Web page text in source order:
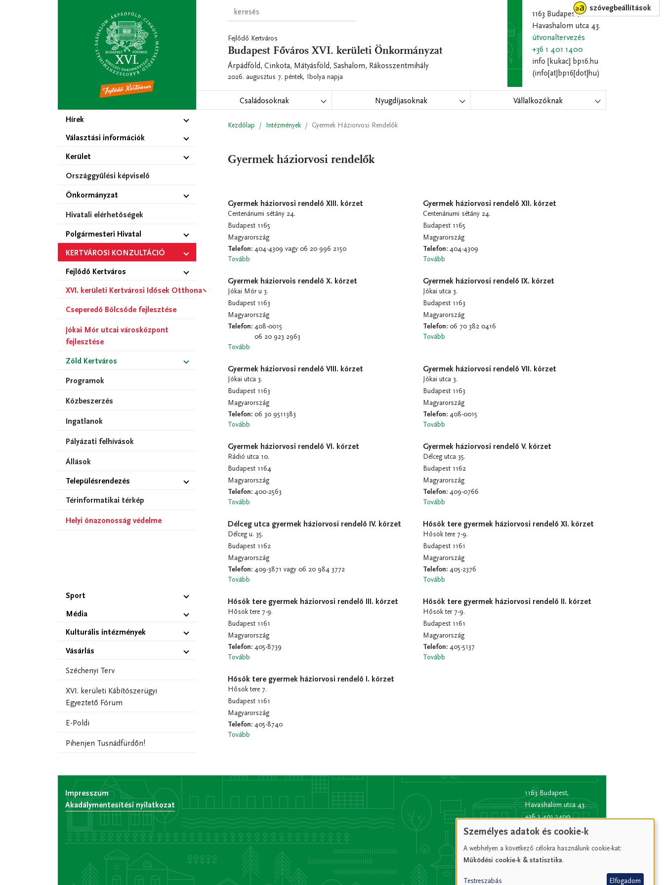
szövegbeállítások
Fejlődő Kertváros
Budapest Főváros XVI. kerületi Önkormányzat
Árpádföld, Cinkota, Mátyásföld, Sashalom, Rákosszentmihály
2026. augusztus 7. péntek, Ibolya napja
1163 Budapest,
Havashalom utca 43.
útvonaltervezés
+36 1 401 1400
info [kukac] bp16.hu
(info[at]bp16[dot]hu)
Családosoknak Nyugdíjasoknak
Vállalkozóknak
Hírek
Választási információk
Kerület
Országgyűlési képviselő
Önkormányzat
Hivatali elérhetőségek
Polgármesteri Hivatal
KERTVÁROSI KONZULTÁCIÓ
Fejlődő Kertváros
XVI. kerületi Kertvárosi Idősek Otthona
Cseperedő Bölcsőde fejlesztése
Jókai Mór utcai városközpont
fejlesztése
Zöld Kertváros
Programok
Közbeszerzés
Ingatlanok
Pályázati felhívások
Állások
Településrendezés
Térinformatikai térkép
Helyi önazonosság védelme
Sport
Média
Kulturális intézmények
Vásárlás
Széchenyi Terv
XVI. kerületi Kábítószerügyi
Egyeztető Fórum
E-Poldi
Pihenjen Tusnádfürdőn!
Kezdőlap Intézmények Gyermek Háziorvosi Rendelők
Gyermek háziorvosi rendelők
Gyermek háziorvosi rendelő XIII. körzet
Centenáriumi sétány 24.
Budapest 1165
Magyarország
Telefon: 404-4309 vagy 06 20 996 2150
Tovább
Gyermek háziorvosi rendelő XII. körzet
Centenáriumi sétány 24.
Budapest 1165
Magyarország
Telefon: 404-4309
Tovább
Gyermek háziorvois rendelő X. körzet
Jókai Mór u 3.
Budapest 1163
Magyarország
Telefon: 408-0015
06 20 923 2963
Tovább
Gyermek háziorvosi rendelő IX. körzet
Jókai utca 3.
Budapest 1163
Magyarország
Telefon: 06 70 382 0416
Tovább
Gyermek háziorvosi rendelő VIII. körzet
Jókai utca 3.
Budapest 1163
Magyarország
Telefon: 06 30 9511383
Tovább
Gyermek háziorvosi rendelő VII. körzet
Jókai utca 3.
Budapest 1163
Magyarország
Telefon: 408-0015
Tovább
Gyermek háziorvosi rendelő VI. körzet
Rádió utca 10.
Budapest 1164
Magyarország
Telefon: 400-2563
Tovább
Gyermek háziorvosi rendelő V. körzet
Délceg utca 35.
Budapest 1162
Magyarország
Telefon: 409-0766
Tovább
Délceg utca gyermek háziorvosi rendelő IV. körzet
Délceg u. 35.
Budapest 1162
Magyarország
Telefon: 409-3871 vagy 06 20 984 3772
Tovább
Hősök tere gyermek háziorvosi rendelő XI. körzet
Hősök tere 7-9.
Budapest 1161
Magyarország
Telefon: 405-2376
Tovább
Hősök tere gyermek háziorvosi rendelő III. körzet
Hősök tere 7-9.
Budapest 1161
Magyarország
Telefon: 405-8739
Tovább
Hősök tere gyermek háziorvosi rendelő II. körzet
Hősök ter 7-9.
Budapest 1161
Magyarország
Telefon: 405-5137
Tovább
Hősök tere gyermek háziorvosi rendelő I. körzet
Hősök tere 7.
Budapest 1161
Magyarország
Telefon: 405-8740
Tovább
Impresszum
Akadálymentesítési nyilatkozat
1163 Budapest,
Havashalom utca 43.
+36 1 401 1400
info[kukac]bp16.hu
Hivatali kapu rövid
név:XVIPOLG
Személyes adatok és cookie-k
A webhelyen a következő célokra használunk cookie-kat:
Működési cookie-k & statisztika.
Testreszabás Elfogadom